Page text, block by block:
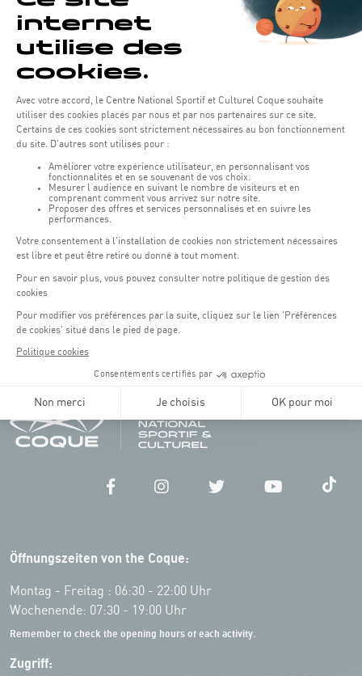
AQUA-BIKE 15,50 € 13,18€
AQUA-JOGGING
AQUA-CIRCUIT 13,00 € 11,05€
AQUA-JUMP 13,00 € 11,05€
*Preis berechnet auf der Grundlage des 15%igen
VorteilsrabattsCoque Kaart
Öffnungszeiten von the Coque:
Montag - Freitag : 06:30 - 22:00 Uhr
Wochenende: 07:30 - 19:00 Uhr
Remember to check the opening hours of each activity.
Zugriff: